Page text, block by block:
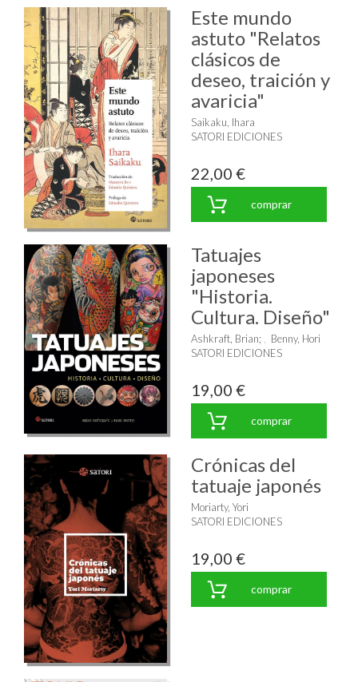
Este mundo
astuto "Relatos
clásicos de
deseo, traición y
avaricia"
Saikaku, Ihara
SATORI EDICIONES
22,00 €
comprar
Tatuajes
japoneses
"Historia.
Cultura. Diseño"
Ashkraft, Brian;
Benny, Hori
SATORI EDICIONES
19,00 €
comprar
Crónicas del
tatuaje japonés
Moriarty, Yori
SATORI EDICIONES
19,00 €
comprar